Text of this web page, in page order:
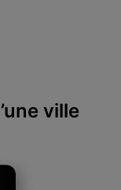
ville